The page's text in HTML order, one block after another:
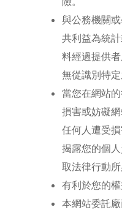
與公務機關
共利益為統
料經過提供
無從識別特定
當您在網站
損害或妨礙
任何人遭受
揭露您的個
取法律行動所
有利於您的權
本網站委託